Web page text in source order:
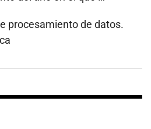
procesamiento de datos.